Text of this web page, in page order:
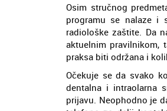
Osim stručnog
programu se nalaze i
radiološke zaštite. Da
aktuelnim
praksa biti održana i
Očekuje se da svako
dentalna i intraolarna
prijavu. Neophodno je